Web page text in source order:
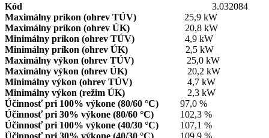
Kód 3.032084
Maximálny príkon (ohrev TÚV) 25,9 kW
Maximálny príkon (ohrev ÚK) 20,8 kW
Minimálny príkon (ohrev TÚV) 4,9 kW
Minimálny príkon (ohrev ÚK) 2,5 kW
Maximálny výkon (ohrev TÚV) 25,0 kW
Maximálny výkon (ohrev ÚK) 20,2 kW
Minimálny výkon (ohrev TÚV) 4,7 kW
Minimálny výkon (režim ÚK) 2,3 kW
Účinnosť pri 100% výkone (80/60 °C) 97,0 %
Účinnosť pri 30% výkone (80/60 °C) 102,3 %
Účinnosť pri 100% výkone (40/30 °C) 107,1 %
Účinnosť pri 30% výkone (40/30 °C) 109,9 %